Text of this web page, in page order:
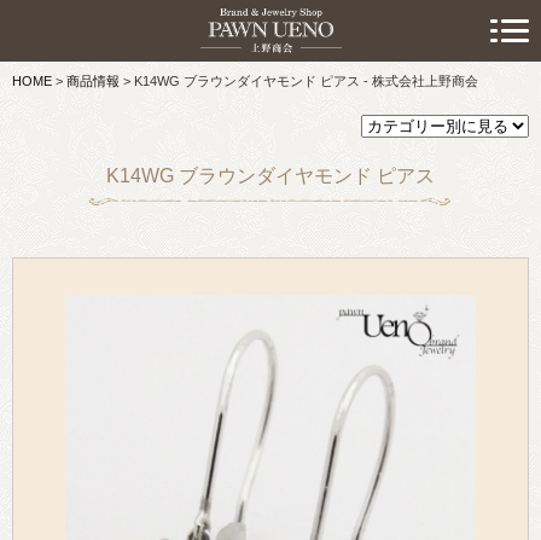
HOME > 商品情報> K14WG ブラウンダイヤモンド ピアス - 株式会社上野商会
K14WG ブラウンダイヤモンド ピアス
> 初めての方へ
> 預けたい方
> 売りたい方
> 買いたい方
> 取り扱い品目
> スタッフおすすめ情報
> お知らせ
> キャンペーン情報